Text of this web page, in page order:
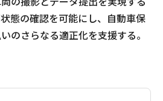
態の確認を可能にし、自動車保
のさらなる適正化を支援する。